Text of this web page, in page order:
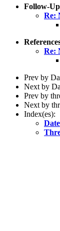
Follow-
Re:
Re:
Prev by
Next by
Prev by
Next by
Index(es):
Date